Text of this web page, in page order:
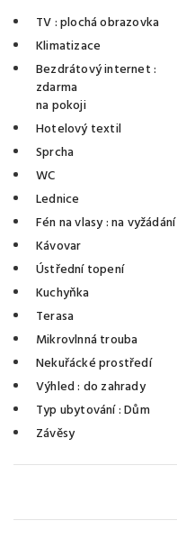
TV : plochá obrazovka
Klimatizace
Bezdrátový internet:
zdarma
na pokoji
Hotelový textil
Sprcha
WC
Lednice
Fén na vlasy : na vyžádání
Kávovar
Ústřední topení
Kuchyňka
Terasa
Mikrovlnná trouba
Nekuřácké prostředí
Výhled : do zahrady
Typ ubytování : Dům
Závěsy